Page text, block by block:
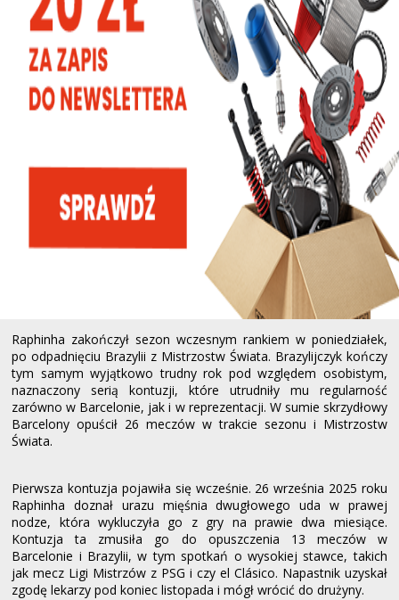
Raphinha zakończył sezon wczesnym rankiem w poniedziałek,
po odpadnięciu Brazylii z Mistrzostw Świata. Brazylijczyk kończy
tym samym wyjątkowo trudny rok pod względem osobistym,
naznaczony serią kontuzji, które utrudniły mu regularność
zarówno w Barcelonie, jak i w reprezentacji. W sumie skrzydłowy
Barcelony opuścił 26 meczów w trakcie sezonu i Mistrzostw
Świata.
Pierwsza kontuzja pojawiła się wcześnie. 26 września 2025 roku
Raphinha doznał urazu mięśnia dwugłowego uda w prawej
nodze, która wykluczyła go z gry na prawie dwa miesiące.
Kontuzja ta zmusiła go do opuszczenia 13 meczów w
Barcelonie i Brazylii, w tym spotkań o wysokiej stawce, takich
jak mecz Ligi Mistrzów z PSG i czy el Clásico. Napastnik uzyskał
zgodę lekarzy pod koniec listopada i mógł wrócić do drużyny.